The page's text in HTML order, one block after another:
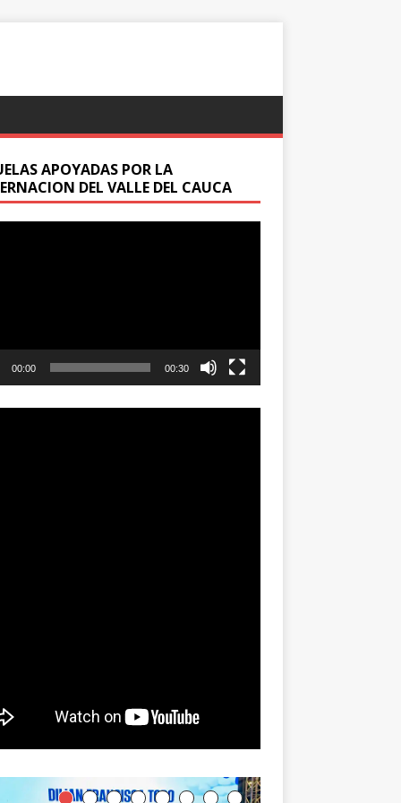
APOYADAS POR LA
DEL VALLE DEL CAUCA
00:00 00:30